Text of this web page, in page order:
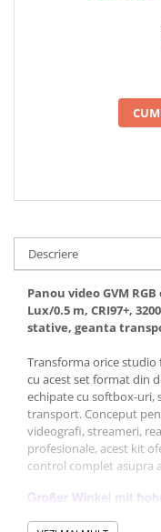
Descriere
Panou video GVM
Lux/0.5 m, CRI97+,
stative, geanta
Transforma orice
cu acest set format din
echipate cu softbox-uri,
transport. Conceput
videografi, streameri,
profesionale, acest kit
control complet asupra